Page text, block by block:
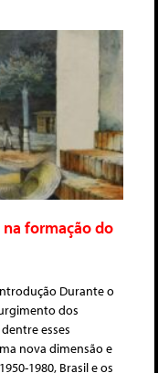
na formação do
Durante o
dos
esses
nova dimensão e
1980, Brasil e os